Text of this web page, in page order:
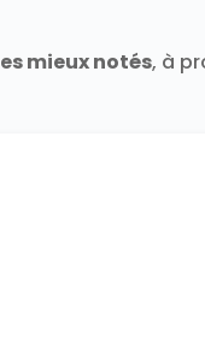
le-Buisson
Villebon-sur-
mieux notés, à